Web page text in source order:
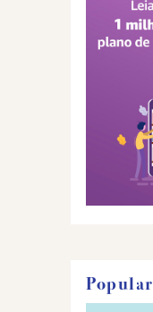
Popular